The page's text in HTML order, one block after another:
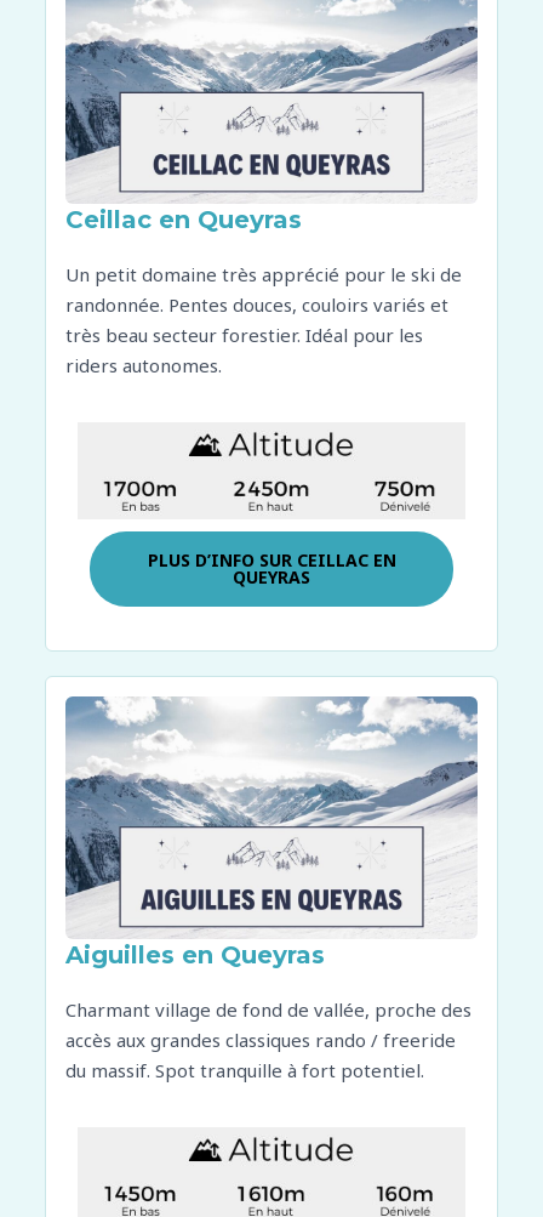
Ceillac en Queyras
Un petit domaine très apprécié pour le ski de
randonnée. Pentes douces, couloirs variés et
très beau secteur forestier. Idéal pour les
riders autonomes.
PLUS D’INFO SUR CEILLAC EN
QUEYRAS
Aiguilles en Queyras
Charmant village de fond de vallée, proche des
accès aux grandes classiques rando / freeride
du massif. Spot tranquille à fort potentiel.